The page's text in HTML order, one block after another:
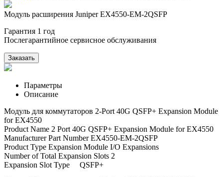
Модуль расширения Juniper EX4550-EM-2QSFP
Гарантия 1 год
Послегарантийное сервисное обслуживания
Заказать
Параметры
Описание
Модуль для коммутаторов 2-Port 40G QSFP+ Expansion Module
for EX4550
Product Name 2 Port 40G QSFP+ Expansion Module for EX4550
Manufacturer Part Number EX4550-EM-2QSFP
Product Type Expansion Module I/O Expansions
Number of Total Expansion Slots 2
Expansion Slot Type QSFP+